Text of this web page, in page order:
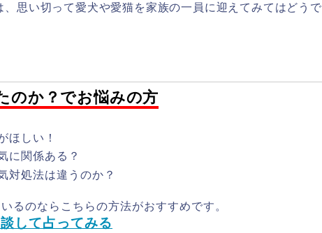
思い切って愛犬や愛猫を家族の一員に迎えてみてはどうで
のか？でお悩みの方
ほしい！
に関係ある？
対処法は違うのか？
るのならこちらの方法がおすすめです。
して占ってみる